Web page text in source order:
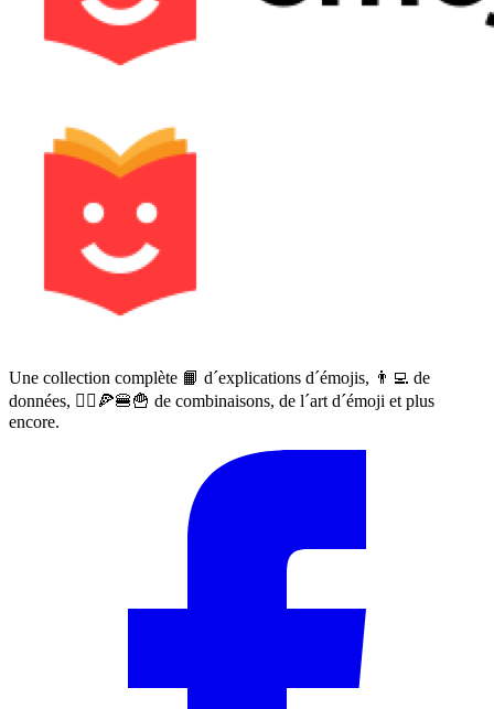
Une collection complète 📙 d´explications d´émojis, 👨‍💻 de
données, 🙅‍♀️🍕🍔🍟 de combinaisons, de l´art d´émoji et plus
encore.